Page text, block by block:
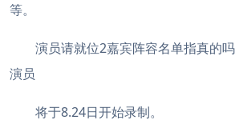
等。
演员请就位2嘉宾阵容名单指真的吗
演员
将于8.24日开始录制。